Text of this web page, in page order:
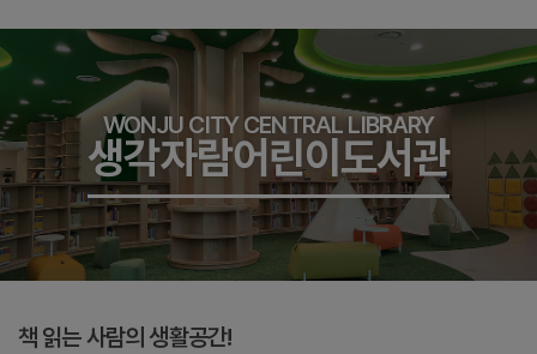
WONJU CITY CENTRAL LIBRARY
생각자람어린이도서관
책 읽는 사람의 생활공간!